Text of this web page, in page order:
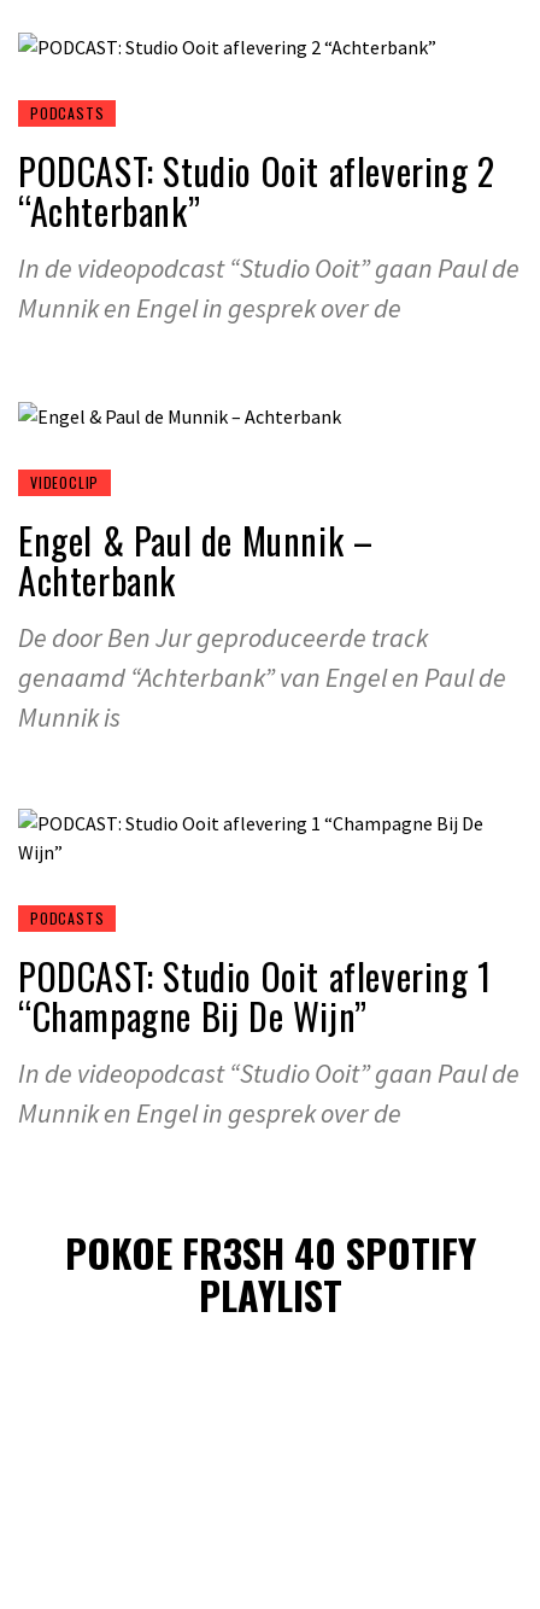
PODCASTS
PODCAST: Studio Ooit aflevering 2
“Achterbank”
In de videopodcast “Studio Ooit” gaan Paul de
Munnik en Engel in gesprek over de
VIDEOCLIP
Engel & Paul de Munnik –
Achterbank
De door Ben Jur geproduceerde track
genaamd “Achterbank” van Engel en Paul de
Munnik is
PODCASTS
PODCAST: Studio Ooit aflevering 1
“Champagne Bij De Wijn”
In de videopodcast “Studio Ooit” gaan Paul de
Munnik en Engel in gesprek over de
POKOE FR3SH 40 SPOTIFY
PLAYLIST